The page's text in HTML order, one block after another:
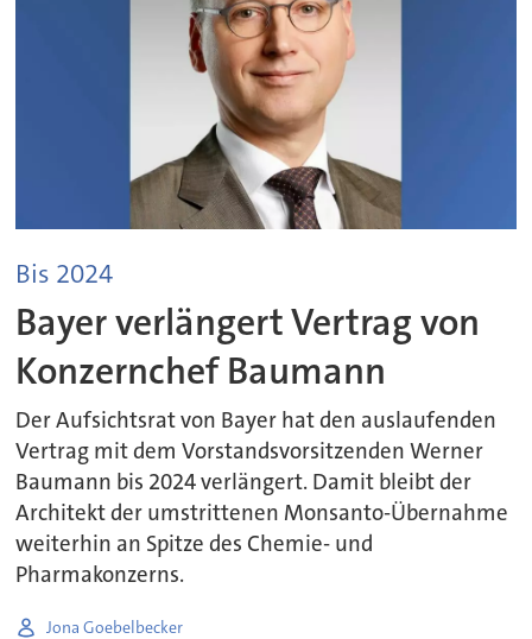
Bis 2024
Bayer verlängert Vertrag von
Konzernchef Baumann
Der Aufsichtsrat von Bayer hat den auslaufenden
Vertrag mit dem Vorstandsvorsitzenden Werner
Baumann bis 2024 verlängert. Damit bleibt der
Architekt der umstrittenen Monsanto-Übernahme
weiterhin an Spitze des Chemie- und
Pharmakonzerns.
Jona Goebelbecker